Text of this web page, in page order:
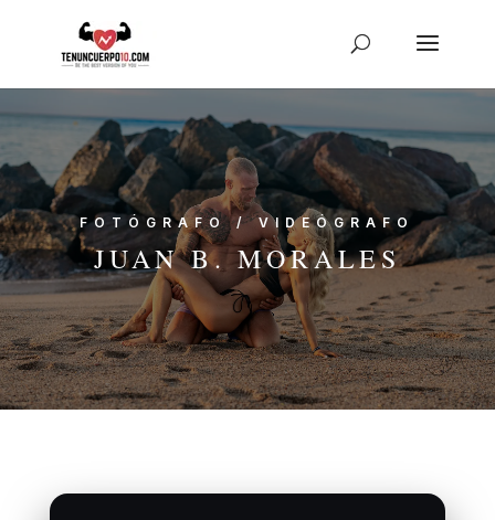
FOTÓGRAFO / VIDEÓGRAFO
JUAN B. MORALES